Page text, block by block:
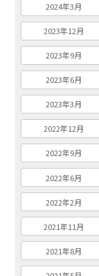
2024年3月
2023年12月
2023年9月
2023年6月
2023年3月
2022年12月
2022年9月
2022年6月
2022年2月
2021年11月
2021年8月